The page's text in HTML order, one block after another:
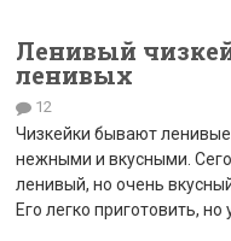
Ленивый
ленивых
12
Чизкейки бывают
нежными и вкусными.
ленивый, но очень
Его легко приготовить,